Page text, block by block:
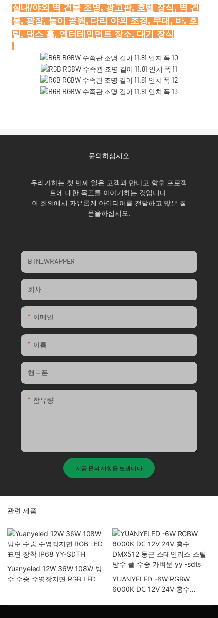
실내/야외 벽 건물 조명, 광고판, 호텔 장식, 벽 건
물, 광장, 놀이 공원, 다리 야외 조경, 무대, 바, 호
문의하십시오
우리가하는 첫 번째 일은 고객과 만나고 향후 프로젝
트에 대한 목표를 이야기하는 것입니다.
이 회의에서 자유롭게 아이디어를 전달하고 많은 질
문을하십시오.
BTN_WRAPPER
회사
이메일
이름
핸드폰
함유량
지금 문의 사항을 보냅니다
관련 제품
Yuanyeled 12W 36W 108W 방
수 수중 수영장지면 RGB LED 표
YUANYELED -6W RGBW
6000K DC 12V 24V 홍수